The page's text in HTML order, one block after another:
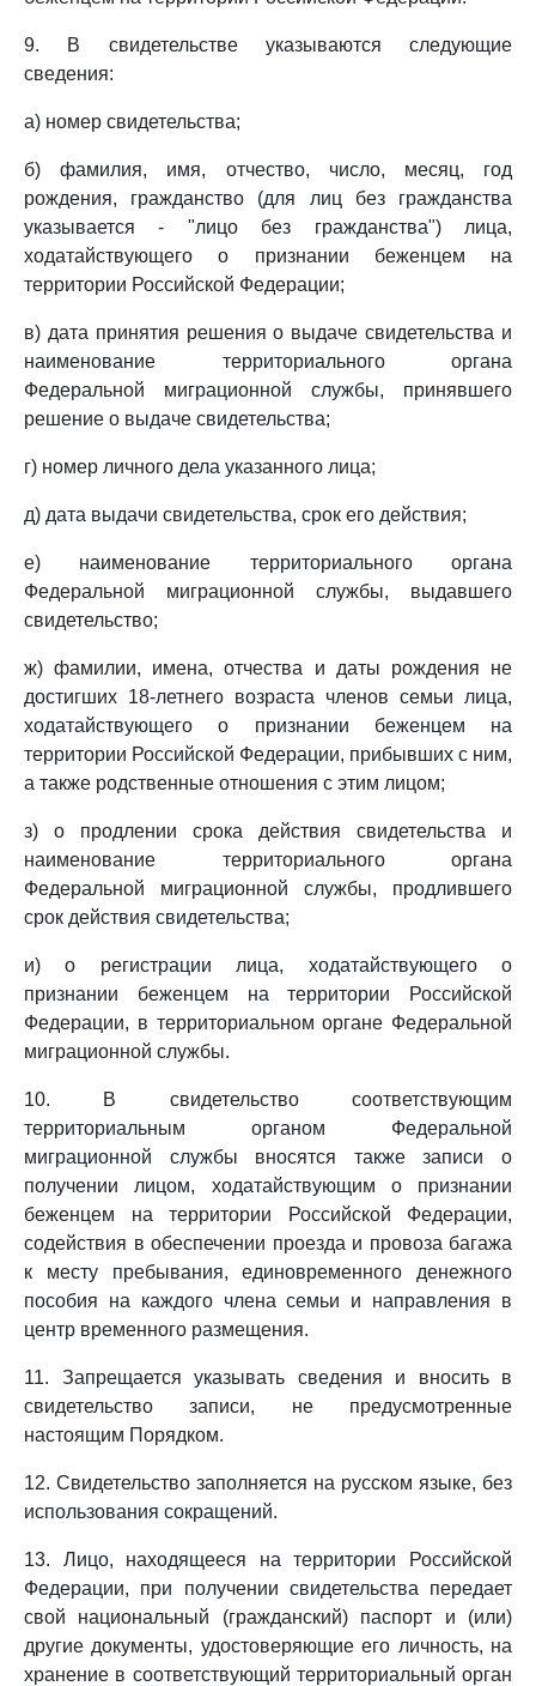
9. В свидетельстве указываются следующие
сведения:
а) номер свидетельства;
б) фамилия, имя, отчество, число, месяц, год
рождения, гражданство (для лиц без гражданства
указывается - "лицо без гражданства") лица,
ходатайствующего о признании беженцем на
территории Российской Федерации;
в) дата принятия решения о выдаче свидетельства и
наименование территориального органа
Федеральной миграционной службы, принявшего
решение о выдаче свидетельства;
г) номер личного дела указанного лица;
д) дата выдачи свидетельства, срок его действия;
е) наименование территориального органа
Федеральной миграционной службы, выдавшего
свидетельство;
ж) фамилии, имена, отчества и даты рождения не
достигших 18-летнего возраста членов семьи лица,
ходатайствующего о признании беженцем на
территории Российской Федерации, прибывших с ним,
а также родственные отношения с этим лицом;
з) о продлении срока действия свидетельства и
наименование территориального органа
Федеральной миграционной службы, продлившего
срок действия свидетельства;
и) о регистрации лица, ходатайствующего о
признании беженцем на территории Российской
Федерации, в территориальном органе Федеральной
миграционной службы.
10. В свидетельство соответствующим
территориальным органом Федеральной
миграционной службы вносятся также записи о
получении лицом, ходатайствующим о признании
беженцем на территории Российской Федерации,
содействия в обеспечении проезда и провоза багажа
к месту пребывания, единовременного денежного
пособия на каждого члена семьи и направления в
центр временного размещения.
11. Запрещается указывать сведения и вносить в
свидетельство записи, не предусмотренные
настоящим Порядком.
12. Свидетельство заполняется на русском языке, без
использования сокращений.
13. Лицо, находящееся на территории Российской
Федерации, при получении свидетельства передает
свой национальный (гражданский) паспорт и (или)
другие документы, удостоверяющие его личность, на
хранение в соответствующий территориальный орган